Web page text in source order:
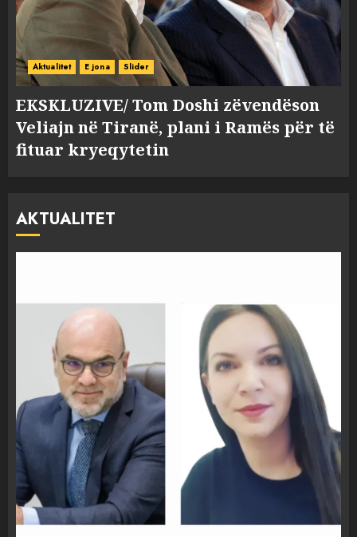
Aktualitet E jona Slider
EKSKLUZIVE/ Tom Doshi zëvendëson
Veliajn në Tiranë, plani i Ramës për të
fituar kryeqytetin
AKTUALITET